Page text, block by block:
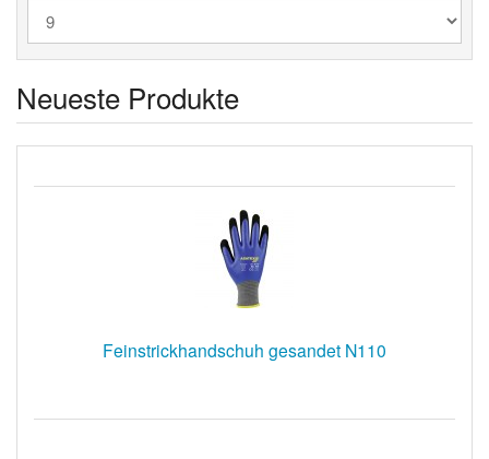
Neueste Produkte
Feinstrickhandschuh gesandet N110